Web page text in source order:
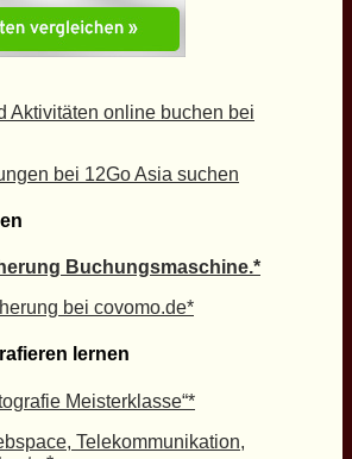
Aktivitäten online buchen bei
bei 12Go Asia suchen
Buchungsmaschine.*
bei covomo.de*
lernen
Meisterklasse“*
Telekommunikation,